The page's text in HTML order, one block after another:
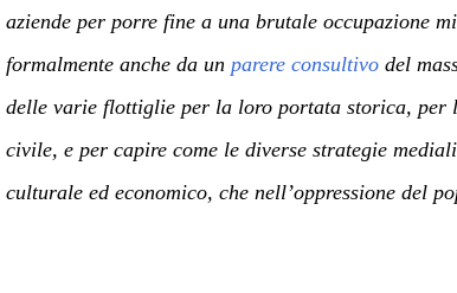
aziende per porre fine a una brutale occupazione
formalmente anche da un parere consultivodel
delle varie flottiglie per la loro portata storica, per
civile, e per capire come le diverse strategie
culturale ed economico, che nell’oppressione del